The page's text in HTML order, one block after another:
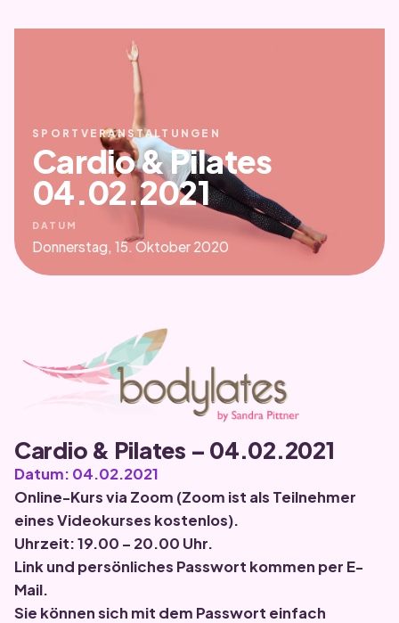
SPORTVERANSTALTUNGEN
Cardio & Pilates
04.02.2021
DATUM
Donnerstag, 15. Oktober 2020
Cardio & Pilates – 04.02.2021
Datum: 04.02.2021
Online-Kurs via Zoom (Zoom ist als Teilnehmer
eines Videokurses kostenlos).
Uhrzeit: 19.00 – 20.00 Uhr.
Link und persönliches Passwort kommen per E-
Mail.
Sie können sich mit dem Passwort einfach